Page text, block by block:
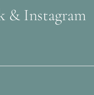
& Instagram